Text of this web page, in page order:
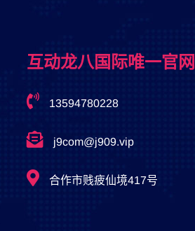
互动龙八国际唯一官网
13594780228
j9com@j909.vip
合作市贱疲仙境417号